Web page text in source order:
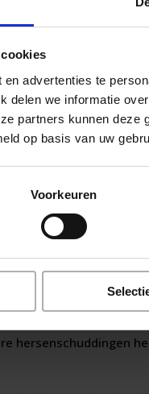
advertenties te
delen we informatie
partners kunnen
op basis van uw
Voorkeuren
die zij overhouden
hersenschuddingen